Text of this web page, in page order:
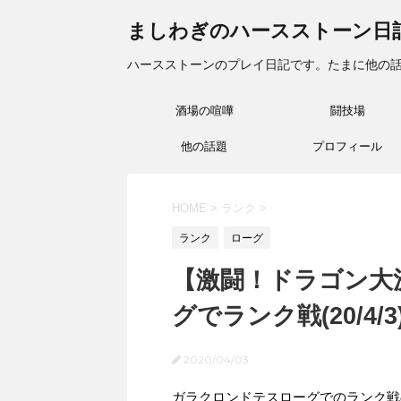
ましわぎのハースストーン日
ハースストーンのプレイ日記です。たまに他の
酒場の喧嘩 闘技場
他の話題 プロフィール
HOME > ランク >
ランク ローグ
【激闘！ドラゴン
グでランク戦(20/4/
2020/04/03
ガラクロンドテスローグでのランク